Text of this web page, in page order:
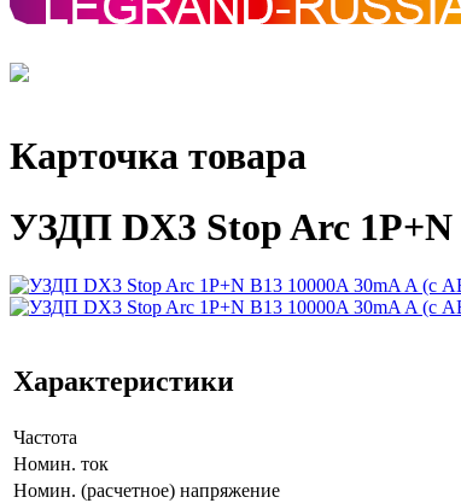
Карточка товара
УЗДП DX3 Stop Arc
Характеристики
Частота
Номин. ток
Номин. (расчетное) напряжение